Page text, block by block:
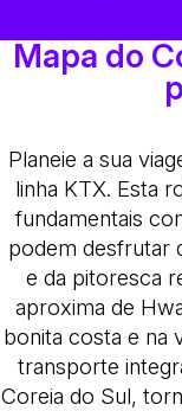
Mapa do
Planeie a sua
linha KTX. Esta
fundamentais
podem desfrutar
e da pitoresca
aproxima de
bonita costa e na
transporte
Coreia do Sul,